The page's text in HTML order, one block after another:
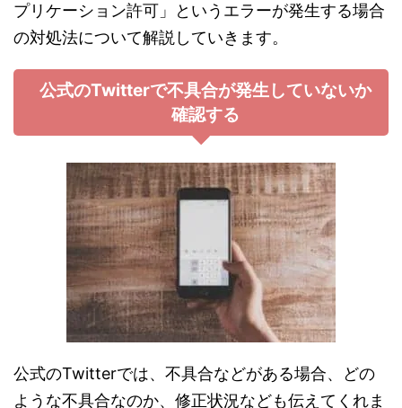
プリケーション許可」というエラーが発生する場合
の対処法について解説していきます。
公式のTwitterで不具合が発生していないか
確認する
公式のTwitterでは、不具合などがある場合、どの
ような不具合なのか、修正状況なども伝えてくれま